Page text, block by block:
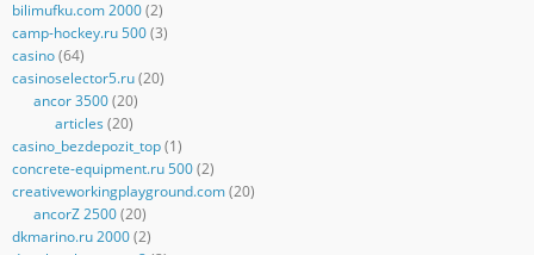
bilimufku.com 2000(2)
camp-hockey.ru 500(3)
casino(64)
casinoselector5.ru(20)
ancor 3500(20)
articles (20)
casino_bezdepozit_top(1)
concrete-equipment.ru 500(2)
creativeworkingplayground.com(20)
ancorZ 2500(20)
dkmarino.ru 2000(2)